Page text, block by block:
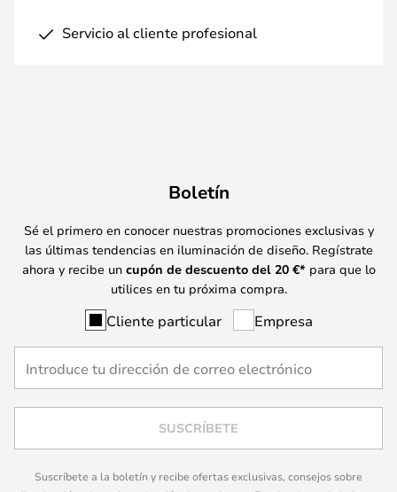
Servicio al cliente profesional
Boletín
Sé el primero en conocer nuestras promociones exclusivas y
las últimas tendencias en iluminación de diseño. Regístrate
ahora y recibe un cupón de descuento del 20 €* para que lo
utilices en tu próxima compra.
Cliente particular Empresa
SUSCRÍBETE
Suscríbete a la boletín y recibe ofertas exclusivas, consejos sobre